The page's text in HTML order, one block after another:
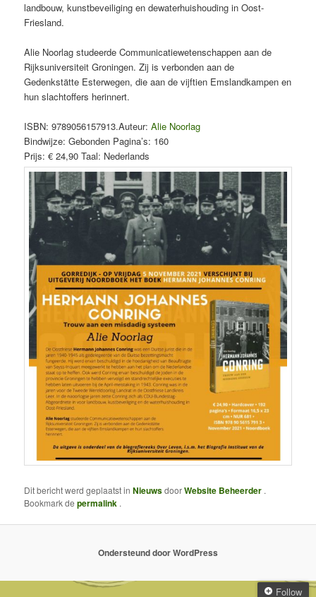
landbouw, kunstbeveiliging en dewaterhuishouding in Oost-
Friesland.
Alie Noorlag studeerde Communicatiewetenschappen aan de
Rijksuniversiteit Groningen. Zij is verbonden aan de
Gedenkstätte Esterwegen, die aan de vijftien Emslandkampen en
hun slachtoffers herinnert.
ISBN:9789056157913.Auteur:Alie Noorlag
Bindwijze:Gebonden Pagina’s: 160
Prijs:€ 24,90Taal: Nederlands
Dit bericht werd geplaatst inNieuwsdoorWebsite Beheerder .
Bookmark depermalink .
Ondersteund door WordPress
Follow